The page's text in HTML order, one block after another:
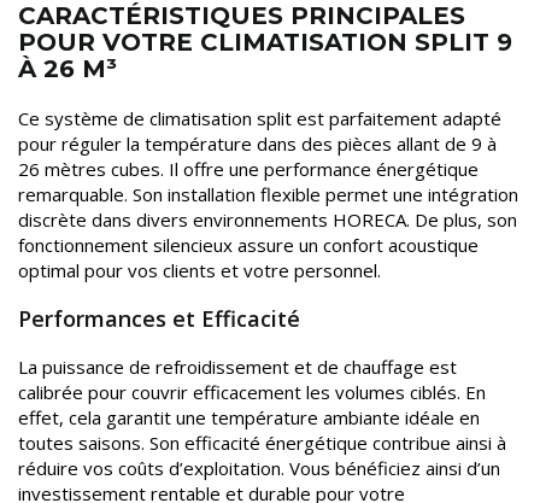
CARACTÉRISTIQUES PRINCIPALES
POUR VOTRE CLIMATISATION SPLIT 9
À 26 M³
Ce système de climatisation split est parfaitement adapté
pour réguler la température dans des pièces allant de 9 à
26 mètres cubes. Il offre une performance énergétique
remarquable. Son installation flexible permet une intégration
discrète dans divers environnements HORECA. De plus, son
fonctionnement silencieux assure un confort acoustique
optimal pour vos clients et votre personnel.
Performances et Efficacité
La puissance de refroidissement et de chauffage est
calibrée pour couvrir efficacement les volumes ciblés. En
effet, cela garantit une température ambiante idéale en
toutes saisons. Son efficacité énergétique contribue ainsi à
réduire vos coûts d’exploitation. Vous bénéficiez ainsi d’un
investissement rentable et durable pour votre